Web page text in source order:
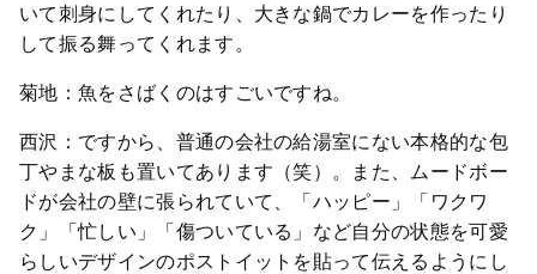
いて刺身にしてくれたり、大きな鍋でカレーを作ったり
して振る舞ってくれます。
菊地：魚をさばくのはすごいですね。
西沢：ですから、普通の会社の給湯室にない本格的な包
丁やまな板も置いてあります（笑）。また、ムードボー
ドが会社の壁に張られていて、「ハッピー」「ワクワ
ク」「忙しい」「傷ついている」など自分の状態を可愛
らしいデザインのポストイットを貼って伝えるようにし